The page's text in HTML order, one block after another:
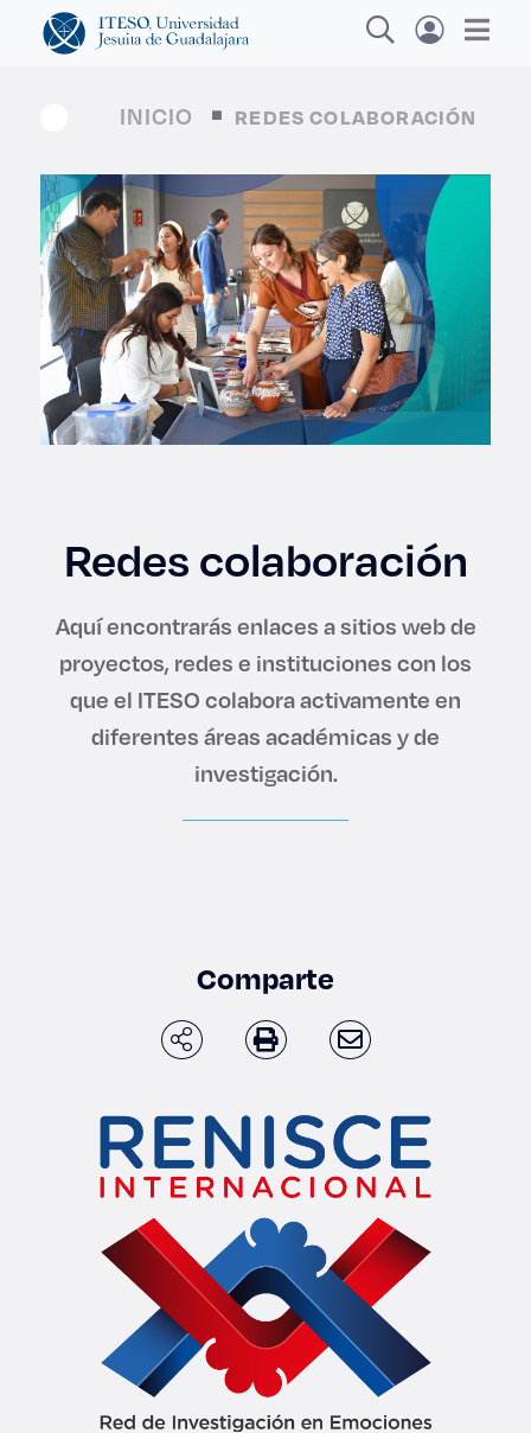
Explora sitios web, programas académicos,
actividades y noticias
Diplom|
Enlaces de interés
Becas
Graduaciones
Prepa ITESO
Sustentabilidad
INICIO REDES COLABORACIÓN
Redes colaboración
Aquí encontrarás enlaces a sitios web de
proyectos, redes e instituciones con los
que el ITESO colabora activamente en
diferentes áreas académicas y de
investigación.
Comparte